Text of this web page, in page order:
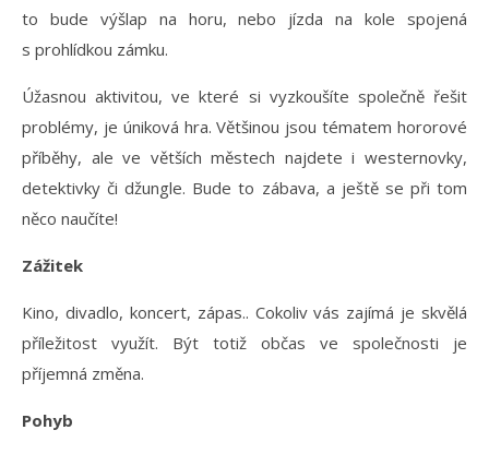
to bude výšlap na horu, nebo jízda na kole spojená
s prohlídkou zámku.
Úžasnou aktivitou, ve které si vyzkoušíte společně řešit
problémy, je úniková hra. Většinou jsou tématem hororové
příběhy, ale ve větších městech najdete i westernovky,
detektivky či džungle. Bude to zábava, a ještě se při tom
něco naučíte!
Zážitek
Kino, divadlo, koncert, zápas.. Cokoliv vás zajímá je skvělá
příležitost využít. Být totiž občas ve společnosti je
příjemná změna.
Pohyb